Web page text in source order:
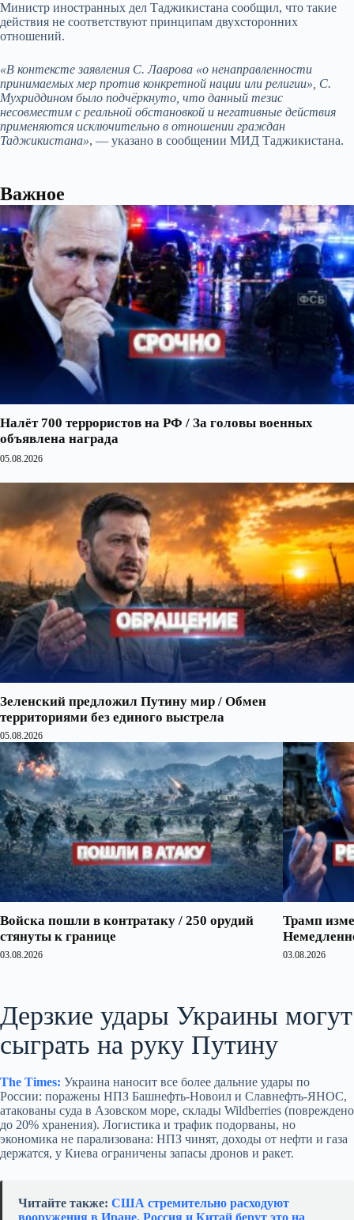
Министр иностранных дел Таджикистана сообщил, что такие
действия не соответствуют принципам двухсторонних
отношений.
«В контексте заявления С. Лаврова «о ненаправленности
принимаемых мер против конкретной нации или религии», С.
Мухриддином было подчёркнуто, что данный тезис
несовместим с реальной обстановкой и негативные действия
применяются исключительно в отношении граждан
Таджикистана», — указано в сообщении МИД Таджикистана.
Важное
Налёт 700 террористов на РФ / За головы военных
объявлена награда
05.08.2026
Зеленский предложил Путину мир / Обмен
территориями без единого выстрела
05.08.2026
Войска пошли в контратаку / 250 орудий
стянуты к границе
03.08.2026
Трамп
03.08.2026
Дерзкие удары Украины могут
сыграть на руку Путину
The Times: Украина наносит все более дальние удары по
России: поражены НПЗ Башнефть‑Новоил и Славнефть‑ЯНОС,
атакованы суда в Азовском море, склады Wildberries (повреждено
до 20% хранения). Логистика и трафик подорваны, но
экономика не парализована: НПЗ чинят, доходы от нефти и газа
держатся, у Киева ограничены запасы дронов и ракет.
Читайте также: США стремительно расходуют
вооружения в Иране. Россия и Китай берут это на